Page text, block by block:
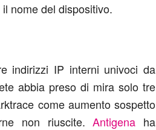
nome del dispositivo.
indirizzi IP interni univoci da
abbia preso di mira solo tre
come aumento sospetto
non riuscite.Antigena ha